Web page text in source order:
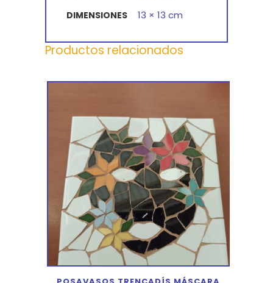
DIMENSIONES 13 × 13 cm
Productos relacionados